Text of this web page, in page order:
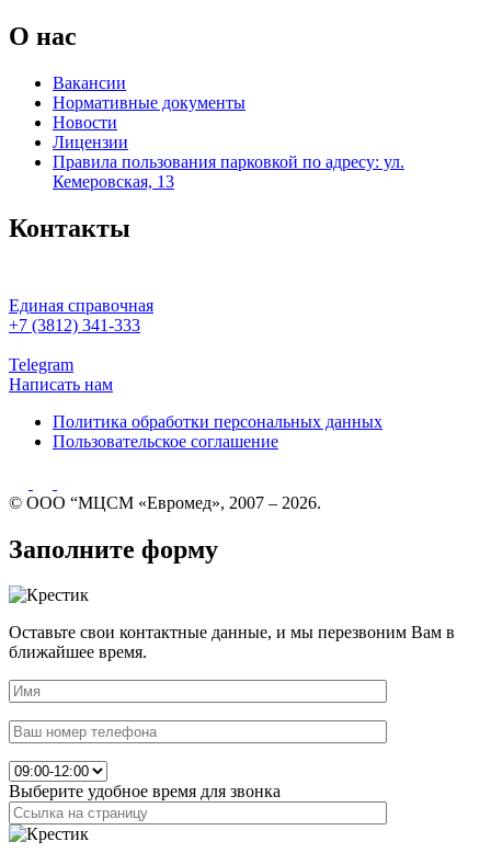
О нас
Вакансии
Нормативные документы
Новости
Лицензии
Правила пользования парковкой по адресу: ул.
Кемеровская, 13
Контакты
Единая справочная
+7 (3812) 341-333
Telegram
Написать нам
Политика обработки персональных данных
Пользовательское соглашение
© ООО “МЦСМ «Евромед», 2007 – 2026.
Заполните форму
Оставьте свои контактные данные, и мы перезвоним Вам в
ближайшее время.
Выберите удобное время для звонка